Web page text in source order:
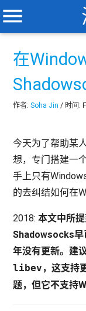
menu
在
作者:Soha Jin / 时间:
今天为了帮助某
想，专门搭建一
手上只有
的去纠结如何在
2018:本文中所
Shadowsocks早
年没有更新。建
libev ，这支持
题，但它不支持